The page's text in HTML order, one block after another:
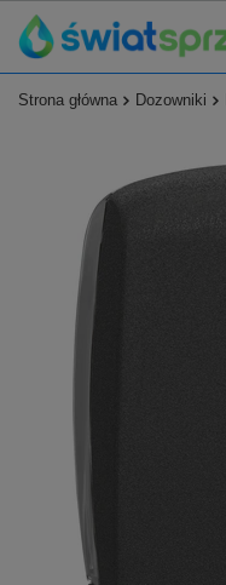
Strona główna Dozowniki